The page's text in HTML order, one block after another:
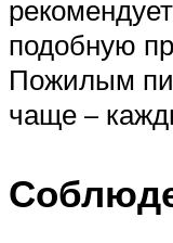
подобную
Пожилым
чаще –